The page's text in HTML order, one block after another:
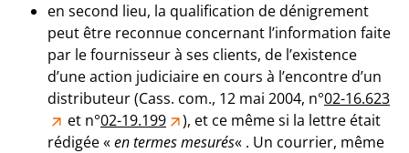
en second lieu, la qualification de dénigrement
peut être reconnue concernant l’information faite
par le fournisseur à ses clients, de l’existence
d’une action judiciaire en cours à l’encontre d’un
distributeur (Cass. com., 12 mai 2004, n°02-16.623
et n°02-19.199
), et ce même si la lettre était
rédigée «en termes mesurés« . Un courrier, même